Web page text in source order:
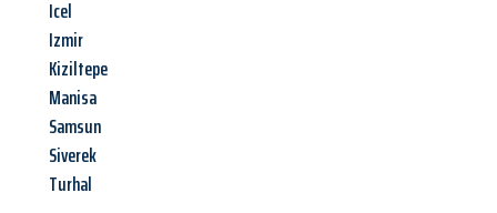
Icel
Izmir
Kiziltepe
Manisa
Samsun
Siverek
Turhal